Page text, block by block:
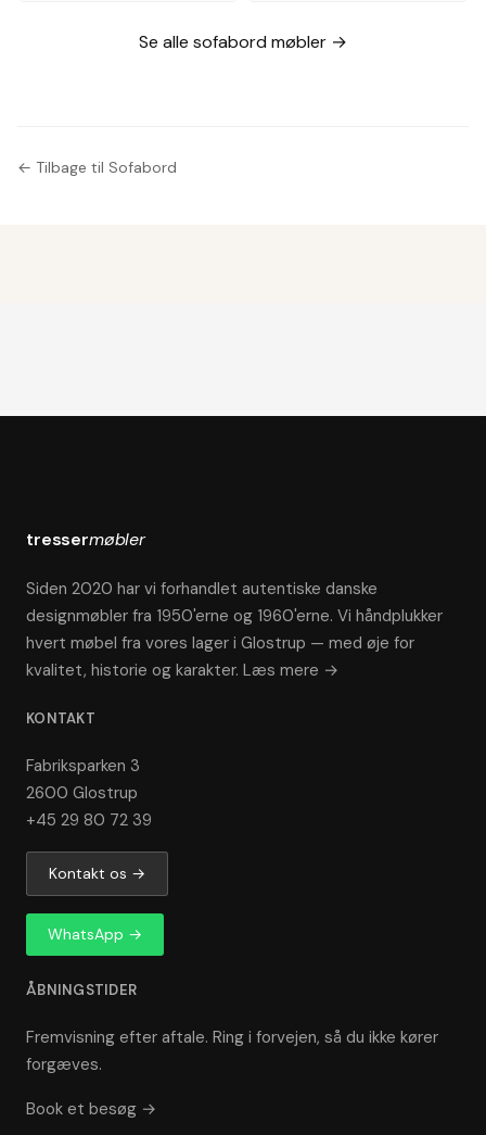
fliser,
Se alle sofabord møbler →
← Tilbage til Sofabord
tressermøbler
Siden 2020 har vi forhandlet autentiske danske
designmøbler fra 1950'erne og 1960'erne. Vi håndplukker
hvert møbel fra vores lager i Glostrup — med øje for
kvalitet, historie og karakter. Læs mere →
KONTAKT
Fabriksparken 3
2600 Glostrup
+45 29 80 72 39
Kontakt os →
WhatsApp →
ÅBNINGSTIDER
Fremvisning efter aftale. Ring i forvejen, så du ikke kører
forgæves.
Book et besøg →